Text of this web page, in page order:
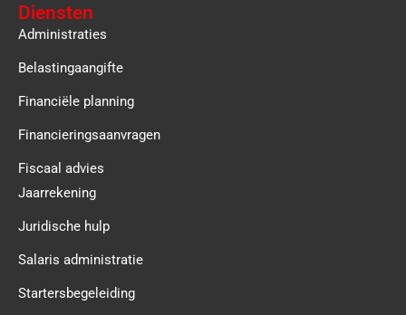
Diensten
Administraties
Belastingaangifte
Financiële planning
Financieringsaanvragen
Fiscaal advies
Jaarrekening
Juridische hulp
Salaris administratie
Startersbegeleiding